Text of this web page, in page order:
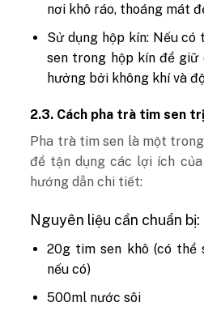
nơi khô ráo, thoáng mát
Sử dụng hộp kín: Nếu có
sen trong hộp kín để giữ
hưởng bởi không khí và
2.3. Cách pha trà tim sen
Pha trà tim sen là một
để tận dụng các lợi ích
hướng dẫn chi tiết:
Nguyên liệu cần chuẩn bị:
20g tim sen khô (có thể
nếu có)
500ml nước sôi